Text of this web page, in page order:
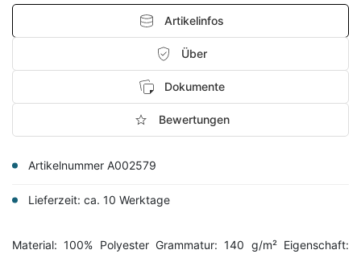
Artikelinfos
Über
Dokumente
Bewertungen
Artikelnummer A002579
Lieferzeit: ca. 10 Werktage
Material: 100% Polyester Grammatur: 140 g/m² Eigenschaft: